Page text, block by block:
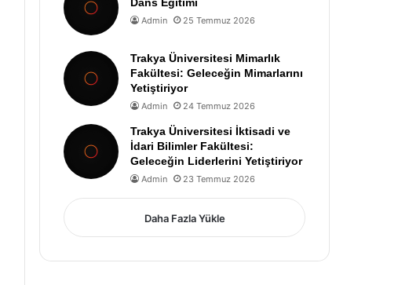
Admin 25 Temmuz 2026
Trakya Üniversitesi Mimarlık
Fakültesi: Geleceğin Mimarlarını
Yetiştiriyor
Admin 24 Temmuz 2026
Trakya Üniversitesi İktisadi ve
İdari Bilimler Fakültesi:
Geleceğin Liderlerini Yetiştiriyor
Admin 23 Temmuz 2026
Daha Fazla Yükle